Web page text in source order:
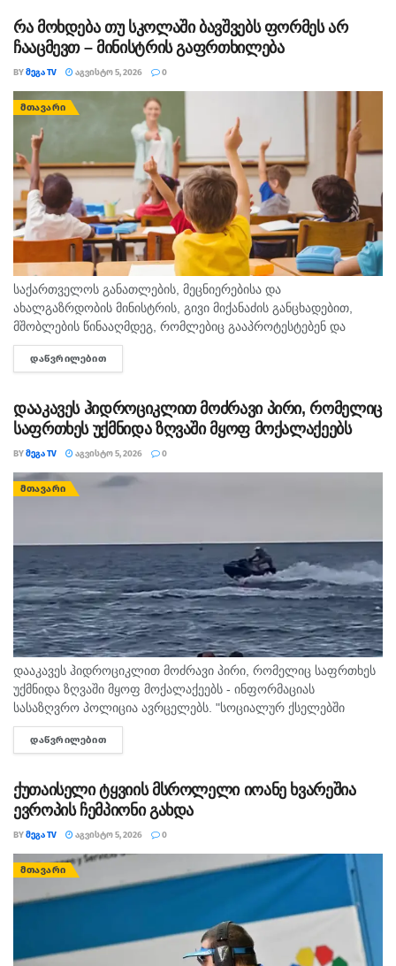
რა მოხდება თუ სკოლაში ბავშვებს ფორმეს არ
ჩააცმევთ – მინისტრის გაფრთხილება
BYᲛᲔᲒᲐ TV ᲐᲒᲕᲘᲡᲢᲝ 5, 2026 0
ᲛᲗᲐᲕᲐᲠᲘ
საქართველოს განათლების, მეცნიერებისა და
ახალგაზრდობის მინისტრის, გივი მიქანაძის განცხადებით,
მშობლების წინააღმდეგ, რომლებიც გააპროტესტებენ და
ბავშვებს სასკოლო ფორმას მაინც არ ჩააცმევენ, იქნება
განსაზღვრული, როგორც აღმზრდელობითი, ისე კონკრეტული
ᲓᲐᲬᲕᲠᲘᲚᲔᲑᲘᲗ
დააკავეს ჰიდროციკლით მოძრავი პირი, რომელიც
საფრთხეს უქმნიდა ზღვაში მყოფ მოქალაქეებს
BYᲛᲔᲒᲐ TV ᲐᲒᲕᲘᲡᲢᲝ 5, 2026 0
ᲛᲗᲐᲕᲐᲠᲘ
დააკავეს ჰიდროციკლით მოძრავი პირი, რომელიც საფრთხეს
უქმნიდა ზღვაში მყოფ მოქალაქეებს - ინფორმაციას
სასაზღვრო პოლიცია ავრცელებს. "სოციალურ ქსელებში
სხვადასხვა გვერდის მეშვეობით გავრცელდა ვიდეომასალა,
რომელშიც ჩანს, რომ ურეკის სანაპიროზე, ჰიდროციკლით
ᲓᲐᲬᲕᲠᲘᲚᲔᲑᲘᲗ
ქუთაისელი ტყვიის მსროლელი იოანე ხვარეშია
ევროპის ჩემპიონი გახდა
BYᲛᲔᲒᲐ TV ᲐᲒᲕᲘᲡᲢᲝ 5, 2026 0
ᲛᲗᲐᲕᲐᲠᲘ